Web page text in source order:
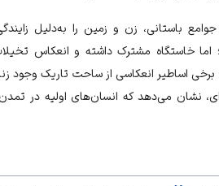
جوامع باستانی، زن و زمین را به‌دلیل
اما خاستگاه مشترک داشته و انعکاس
برخی اساطیر انعکاسی از ساحت تاریک
نشان می‌دهد که انسان‌های اولیه در